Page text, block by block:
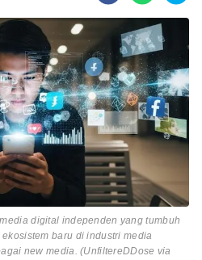
digital independen yang tumbuh
baru di industri media
new media. (UnfiltereDDose via